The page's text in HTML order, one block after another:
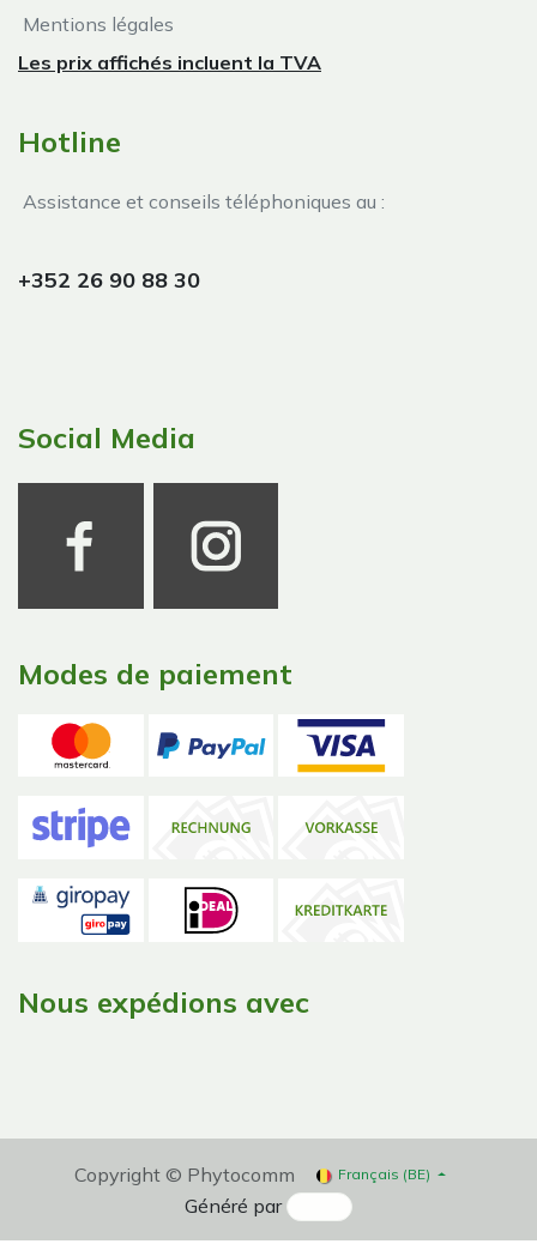
Mentions légales
Les prix affichés incluent la TVA
Hotline
Assistance et conseils téléphoniques au :
+352 26 90 88 30
Social Media
Modes de paiement
Nous expédions avec
Copyright © Phytocomm Français (BE)
Généré par